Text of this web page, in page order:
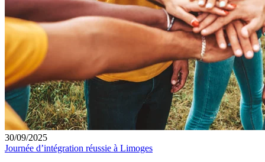
30/09/2025
Journée d’intégration réussie à Limoges